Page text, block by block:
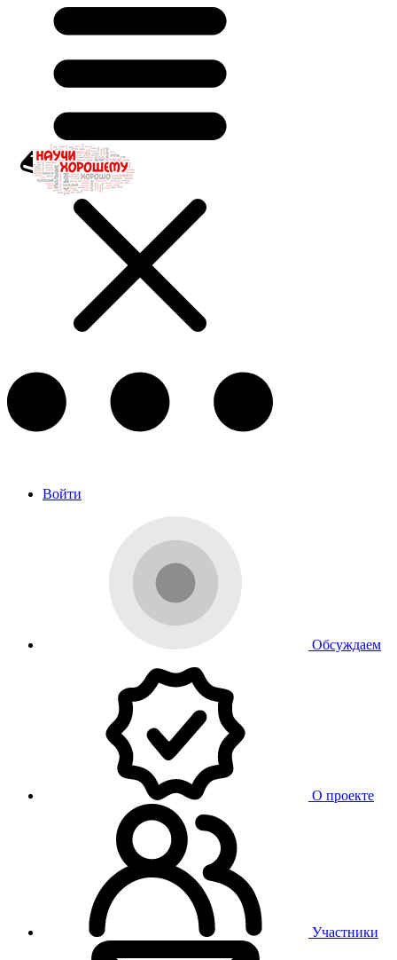
Войти
Обсуждаем
О проекте
Участники